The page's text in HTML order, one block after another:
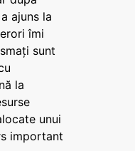
ajuns la
îmi
sunt
la
unui
important